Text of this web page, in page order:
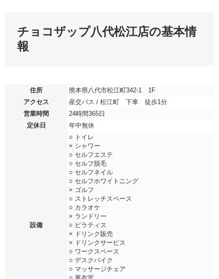
チョコザップ八代松江店の基本情
報
住所
熊本県八代市松江町342-1 1F
アクセス
産交バス / 松江町 下車 徒歩1分
営業時間
24時間365日
定休日
年中無休
設備
○ トイレ
× シャワー
○ セルフエステ
○ セルフ脱毛
○ セルフネイル
○ セルフホワイトニング
× ゴルフ
○ ストレッチスペース
○ カラオケ
× ランドリー
○ ピラティス
× ドリンク販売
× ドリンクサービス
○ ワークスペース
○ デスクバイク
○ マッサージチェア